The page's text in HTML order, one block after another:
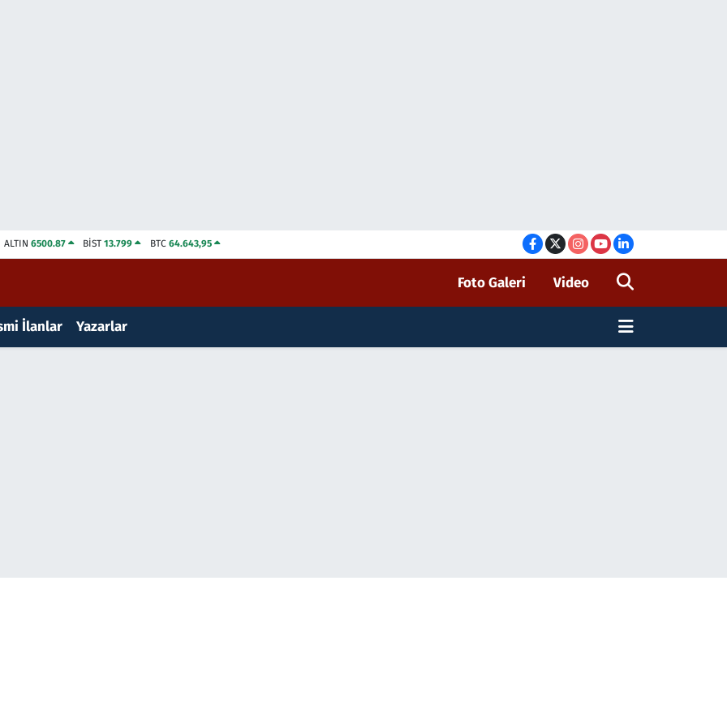
ALTIN 6500.87 BİST13.799 BTC 64.643,95
Foto Galeri Video
İlanlar Yazarlar